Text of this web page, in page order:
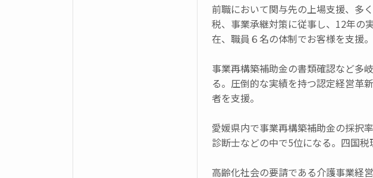
前職において関与先の上場支援、多
税、事業承継対策に従事し、12年の
在、職員６名の体制でお客様を支援。
事業再構築補助金の書類確認など多
る。圧倒的な実績を持つ認定経営革
者を支援。
愛媛県内で事業再構築補助金の採択
診断士などの中で5位になる。四国税
高齢化社会の要請である介護事業経